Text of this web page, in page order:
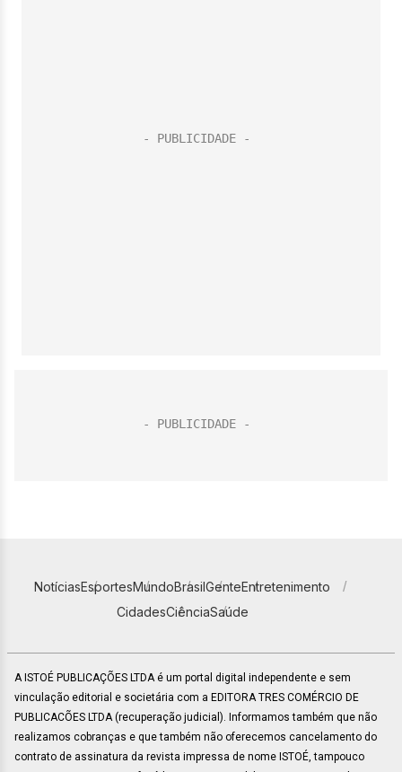
NotíciasEsportesMundoBrasilGenteEntretenimento
CidadesCiênciaSaúde
A ISTOÉ PUBLICAÇÕES LTDA é um portal digital independente e sem
vinculação editorial e societária com a EDITORA TRES COMÉRCIO DE
PUBLICACÕES LTDA (recuperação judicial). Informamos também que não
realizamos cobranças e que também não oferecemos cancelamento do
contrato de assinatura da revista impressa de nome ISTOÉ, tampouco